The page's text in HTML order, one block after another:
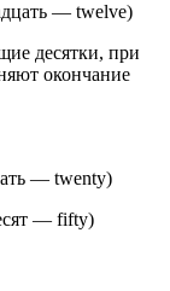
— twelve)
десятки, при
окончание
— twenty)
— fifty)